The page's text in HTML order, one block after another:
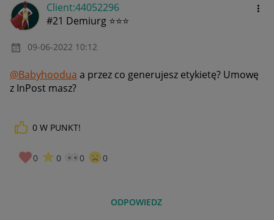
Client:44052296
#21 Demiurg ⭐⭐⭐
‎09-06-2022 10:12
@Babyhoodua a przez co generujesz etykietę? Umowę
z InPost masz?
0 W PUNKT!
0 0 0 0
ODPOWIEDZ